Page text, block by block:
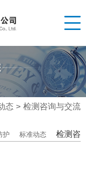
态> 检测咨询与交流
护 标准动态 检测咨